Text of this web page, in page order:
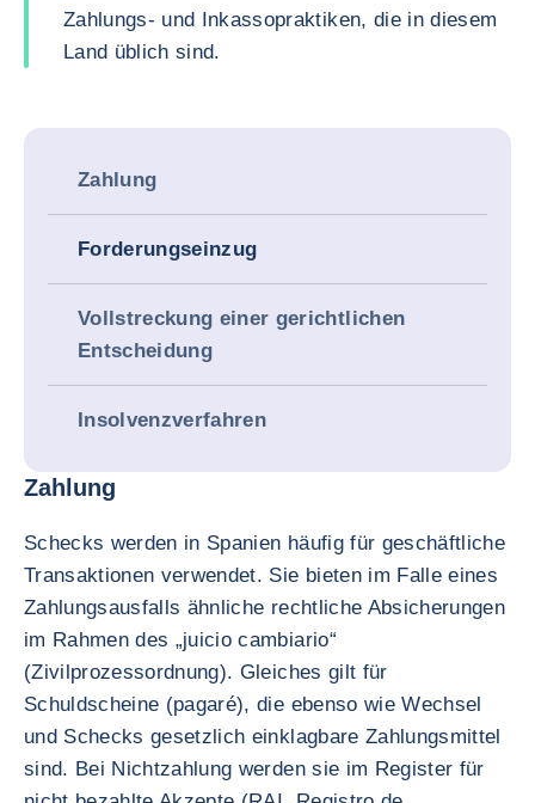
Zahlungs- und Inkassopraktiken, die in diesem
Land üblich sind.
Zahlung
Forderungseinzug
Vollstreckung einer gerichtlichen
Entscheidung
Insolvenzverfahren
Zahlung
Schecks werden in Spanien häufig für geschäftliche
Transaktionen verwendet. Sie bieten im Falle eines
Zahlungsausfalls ähnliche rechtliche Absicherungen
im Rahmen des „juicio cambiario“
(Zivilprozessordnung). Gleiches gilt für
Schuldscheine (pagaré), die ebenso wie Wechsel
und Schecks gesetzlich einklagbare Zahlungsmittel
sind. Bei Nichtzahlung werden sie im Register für